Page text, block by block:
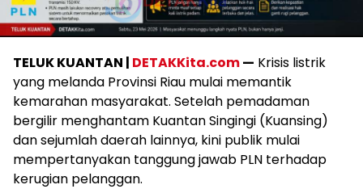
TELUK KUANTAN | DETAKKita.com— Krisis listrik
yang melanda Provinsi Riau mulai memantik
kemarahan masyarakat. Setelah pemadaman
bergilir menghantam Kuantan Singingi (Kuansing)
dan sejumlah daerah lainnya, kini publik mulai
mempertanyakan tanggung jawab PLN terhadap
kerugian pelanggan.